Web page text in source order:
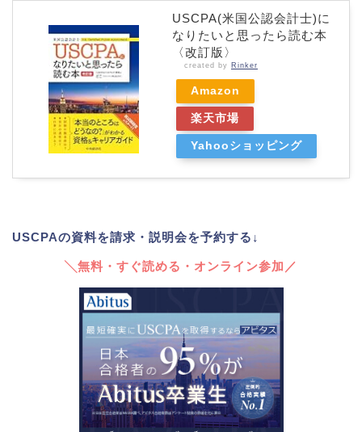
USCPA(米国公認会計士)に
なりたいと思ったら読む本
〈改訂版〉
created by Rinker
Amazon
楽天市場
Yahooショッピング
USCPAの資料を請求・説明会を予約する↓
╲無料・すぐ読める・オンライン参加／